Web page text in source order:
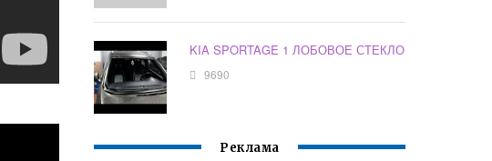
KIA SPORTAGE 1 ЛОБОВОЕ СТЕКЛО
9690
Реклама